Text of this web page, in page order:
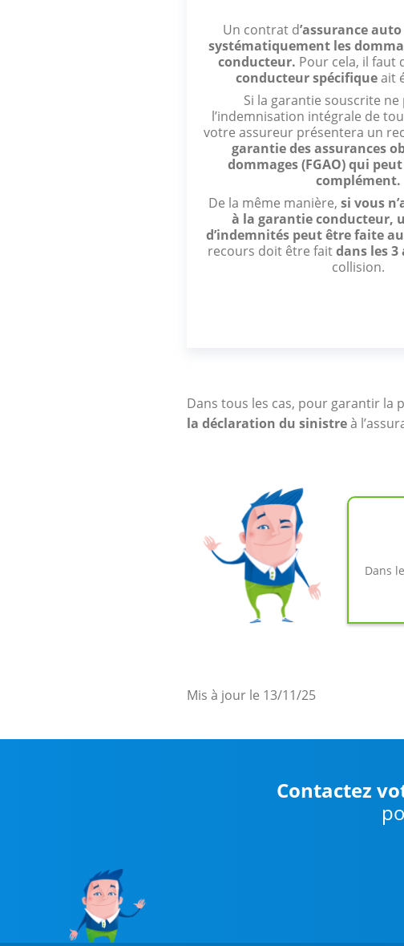
Un contrat d’assurance
systématiquement les
conducteur. Pour cela, il faut
conducteur spécifiqueait
Si la garantie souscrite
l’indemnisation intégrale de
votre assureur présentera un
garantie des assurances
dommages (FGAO) qui
complément.
De la même manière, si vous
à la garantie conducteur,
d’indemnités peut être faite
recours doit être faitdans les 3
collision.
Dans tous les cas, pour garantir la
la déclaration du sinistreà
Dans
Mis à jour le 13/11/25
Contactez